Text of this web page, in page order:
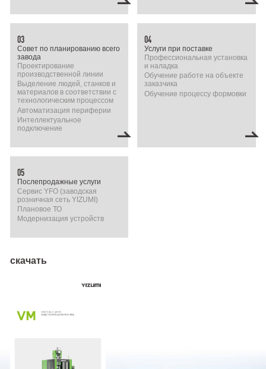
03
Совет по планированию всего
завода
Проектирование
производственной линии
Выделение людей, станков и
материалов в соответствии с
технологическим процессом
Автоматизация периферии
Интеллектуальное
подключение
04
Услуги при поставке
Профессиональная установка
и наладка
Обучение работе на объекте
заказчика
Обучение процессу формовки
05
Послепродажные услуги
Сервис YFO (заводская
розничная сеть YIZUMI)
Плановое ТО
Модернизация устройств
скачать